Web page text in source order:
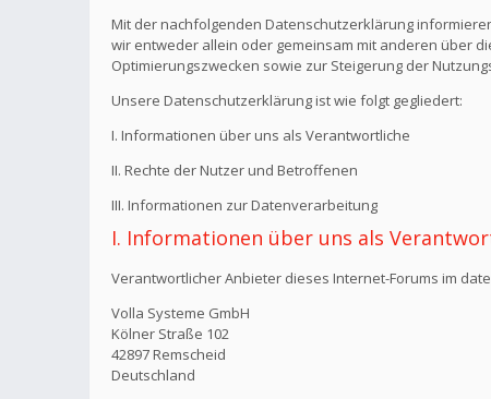
Mit der nachfolgenden Datenschutzerklärung
wir entweder allein oder gemeinsam mit anderen über
Optimierungszwecken sowie zur Steigerung der
Unsere Datenschutzerklärung ist wie folgt gegliedert:
I. Informationen über uns als Verantwortliche
II. Rechte der Nutzer und Betroffenen
III. Informationen zur Datenverarbeitung
I. Informationen über uns als
Verantwortlicher Anbieter dieses Internet-Forums im
Volla Systeme GmbH
Kölner Straße 102
42897 Remscheid
Deutschland